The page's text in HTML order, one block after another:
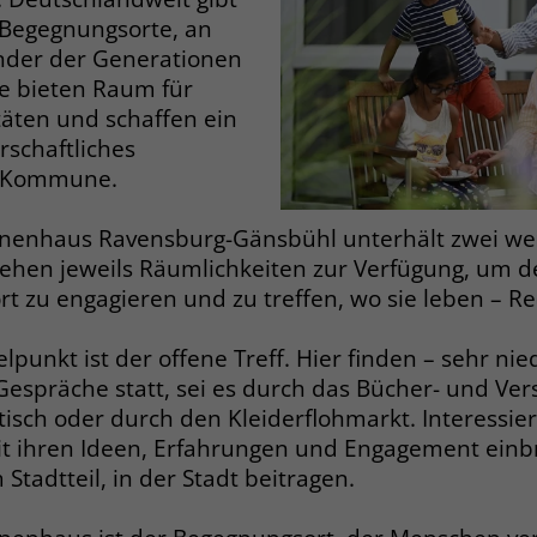
an
der Generationen
bieten Raum für
und schaffen ein
Ravensburg-Gänsbühl unterhält zwei
jeweils Räumlichkeiten zur Verfügung, um
zu engagieren und zu treffen, wo sie leben –
ist der offene Treff. Hier finden – sehr
statt, sei es durch das Bücher- und
oder durch den Kleiderflohmarkt.
ihren Ideen, Erfahrungen und Engagement
in der Stadt beitragen.
Name PHPSESSID
Anbieter stiftung-liebenau.de
Laufzeit
Behält die Zustände des Benutzers bei allen
Seitenanfragen bei.
Name cookie_optin
Laufzeit 1 Monat
Zweck
Behält die Zustimmung des Benutzers zum
Cookie Opt-In
Zweck
dass Aktionen, die bei späteren Besuchen
derselben Website durchgeführt werden, mit
derselben Benutzerkennung verknüpft
werden.
Name
Anbieter www.clarity.ms
Laufzeit 1 Jahr
Zweck
Seitenaufrufe eines Benutzers zu speichern
und in einer einzigen Sitzungsaufzeichnung
zusammenzufassen.
Name _gcl_au